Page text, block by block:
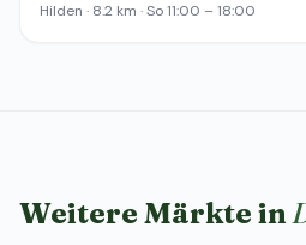
Hilden · 8.2 km · So 11:00 – 18:00
Weitere Märkte in